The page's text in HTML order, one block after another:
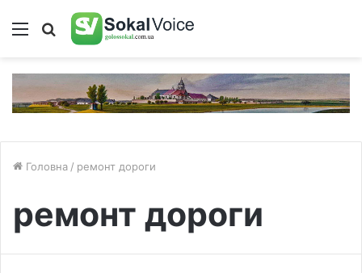
Меню Пошук
Головна / ремонт дороги
ремонт дороги